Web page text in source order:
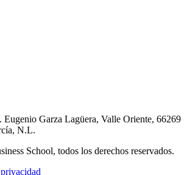
Garza Lagüera, Valle Oriente, 66269
N.L.
School, todos los derechos reservados.